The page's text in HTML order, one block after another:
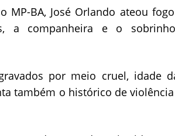
MP-BA, José Orlando ateou
a companheira e o
por meio cruel, idade
também o histórico de